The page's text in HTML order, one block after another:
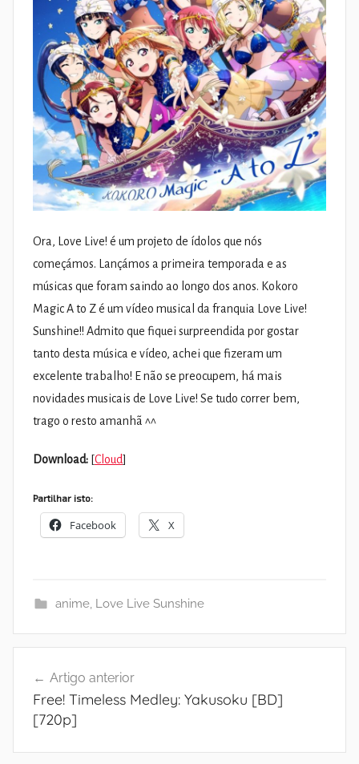
Ora, Love Live! é um projeto de ídolos que nós
começámos. Lançámos a primeira temporada e as
músicas que foram saindo ao longo dos anos. Kokoro
Magic A to Z é um vídeo musical da franquia Love Live!
Sunshine!! Admito que fiquei surpreendida por gostar
tanto desta música e vídeo, achei que fizeram um
excelente trabalho! E não se preocupem, há mais
novidades musicais de Love Live! Se tudo correr bem,
trago o resto amanhã ^^
Download: [Cloud]
Partilhar isto:
Facebook X
anime, Love Live Sunshine
de
artigos
Artigo anterior
Free! Timeless Medley: Yakusoku [BD]
[720p]